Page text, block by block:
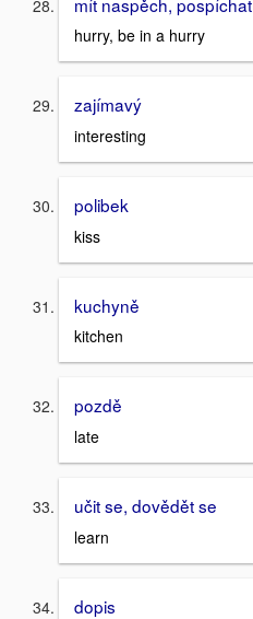
hurry, be in a hurry
zajímavý
interesting
polibek
kiss
kuchyně
kitchen
pozdě
late
učit se, dovědět se
learn
dopis